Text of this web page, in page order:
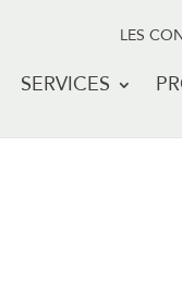
LES
SERVICES